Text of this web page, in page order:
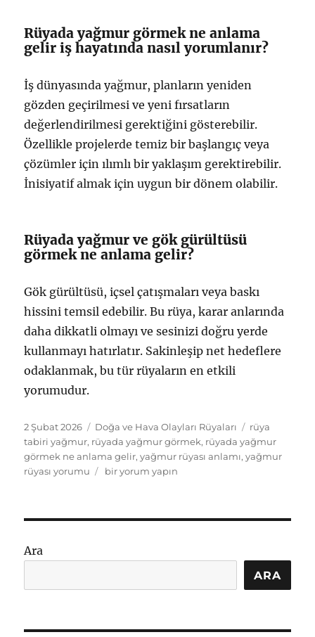
Rüyada yağmur görmek ne anlama
gelir iş hayatında nasıl yorumlanır?
İş dünyasında yağmur, planların yeniden
gözden geçirilmesi ve yeni fırsatların
değerlendirilmesi gerektiğini gösterebilir.
Özellikle projelerde temiz bir başlangıç veya
çözümler için ılımlı bir yaklaşım gerektirebilir.
İnisiyatif almak için uygun bir dönem olabilir.
Rüyada yağmur ve gök gürültüsü
görmek ne anlama gelir?
Gök gürültüsü, içsel çatışmaları veya baskı
hissini temsil edebilir. Bu rüya, karar anlarında
daha dikkatli olmayı ve sesinizi doğru yerde
kullanmayı hatırlatır. Sakinleşip net hedeflere
odaklanmak, bu tür rüyaların en etkili
yorumudur.
Yayın
tarihi
2 Şubat 2026 Kategoriler
Doğa ve Hava Olayları Rüyaları Etiketler
rüya
tabiri yağmur, rüyada yağmur görmek, rüyada yağmur
görmek ne anlama gelir,yağmur rüyası anlamı,yağmur
rüyası yorumu
rüyada
anlamlar
ipuçları
bir yorum yapın
Ara
ARA